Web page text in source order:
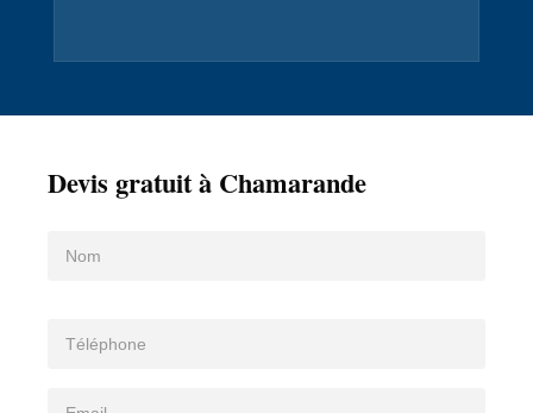
Devis gratuit à Chamarande